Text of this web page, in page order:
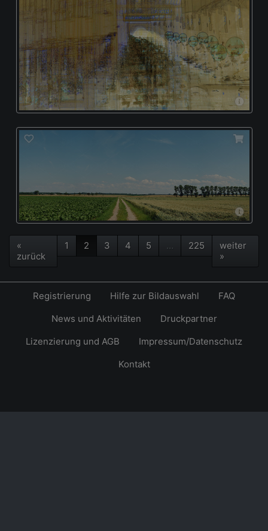
«
zurück
1 2 3 4 5 … 225
weiter
»
Registrierung Hilfe zur Bildauswahl
FAQ
News und Aktivitäten
Druckpartner
Lizenzierung und AGB
Impressum/Datenschutz
Kontakt